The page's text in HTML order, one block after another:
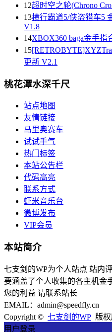
12超时空之轮(Chrono
13横行霸道5/侠盗猎车5
V1.8
14XBOX360 baga金手指
15
更新 V2.1
桃花潭水深千尺
站点地图
友情链接
马里奥赛车
试试手气
热门标签
本站公告栏
代码高亮
联系方式
虾米音乐台
微博发布
VIP会员
本站简介
七支剑的WP为个人站点 站内
要涵盖了个人收集的各主机金
您的利益 请联系站长
EMAIL：admin@speedfly.cn
Copyright © 七支剑的WP 版
用户登录